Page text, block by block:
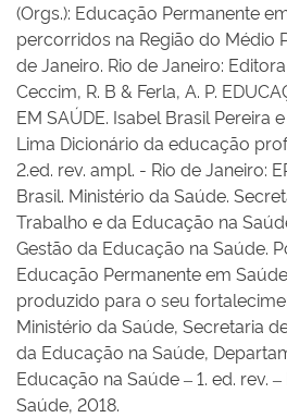
(Orgs.): Educação Permanente
percorridos na Região do Médio
de Janeiro. Rio de Janeiro: Editora
Ceccim, R. B & Ferla, A. P.
EM SAÚDE. Isabel Brasil Pereira
Lima Dicionário da educação
2.ed. rev. ampl. - Rio de Janeiro:
Brasil. Ministério da Saúde.
Trabalho e da Educação na
Gestão da Educação na Saúde.
Educação Permanente em
produzido para o seu
Ministério da Saúde, Secretaria
da Educação na Saúde,
Educação na Saúde – 1. ed. rev.
Saúde, 2018.